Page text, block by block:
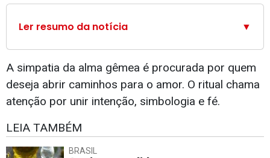
Ler resumo da notícia ▼
A simpatia da alma gêmea é procurada por quem
deseja abrir caminhos para o amor. O ritual chama
atenção por unir intenção, simbologia e fé.
LEIA TAMBÉM
BRASIL